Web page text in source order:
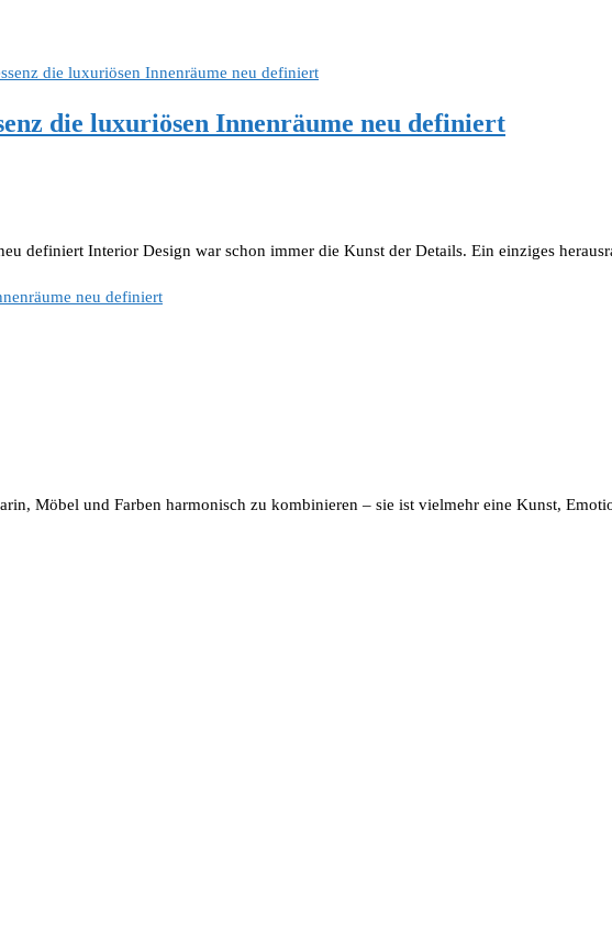
die luxuriösen Innenräume neu definiert
definiert Interior Design war schon immer die Kunst der Details. Ein einziges
neu definiert
Möbel und Farben harmonisch zu kombinieren – sie ist vielmehr eine Kunst,